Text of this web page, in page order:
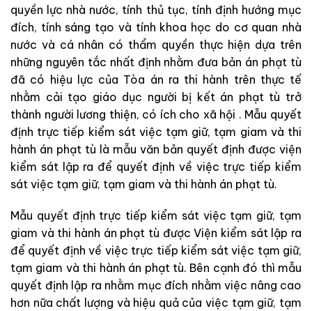
quyền lực nhà nước, tính thủ tục, tính định hướng mục
đích, tính sáng tạo và tính khoa học do cơ quan nhà
nước và cá nhân có thẩm quyền thực hiện dựa trên
những nguyên tắc nhất định nhằm đưa bản án phạt tù
đã có hiệu lực của Tòa án ra thi hành trên thực tế
nhằm cải tạo giáo dục người bị kết án phạt tù trở
thành người lương thiện, có ích cho xã hội . Mẫu quyết
định trực tiếp kiểm sát việc tạm giữ, tạm giam và thi
hành án phạt tù là mẫu văn bản quyết định được viện
kiểm sát lập ra để quyết định về việc trực tiếp kiểm
sát việc tạm giữ, tạm giam và thi hành án phạt tù.
Mẫu quyết định trực tiếp kiểm sát việc tạm giữ, tạm
giam và thi hành án phạt tù được Viện kiểm sát lập ra
để quyết định về việc trực tiếp kiểm sát việc tạm giữ,
tạm giam và thi hành án phạt tù. Bên cạnh đó thì mẫu
quyết định lập ra nhằm mục đích nhằm việc nâng cao
hơn nữa chất lượng và hiệu quả của việc tạm giữ, tạm